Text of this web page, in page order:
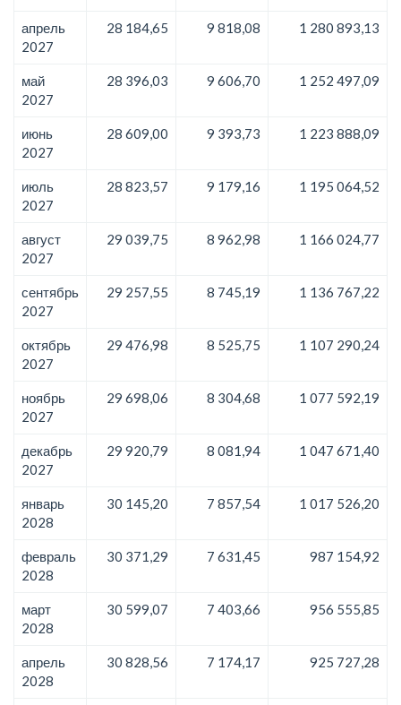
апрель
2027
28 184,65 9 818,08 1 280 893,13
май
2027
28 396,03 9 606,70 1 252 497,09
июнь
2027
28 609,00 9 393,73 1 223 888,09
июль
2027
28 823,57 9 179,16 1 195 064,52
август
2027
29 039,75 8 962,98 1 166 024,77
сентябрь
2027
29 257,55 8 745,19 1 136 767,22
октябрь
2027
29 476,98 8 525,75 1 107 290,24
ноябрь
2027
29 698,06 8 304,68 1 077 592,19
декабрь
2027
29 920,79 8 081,94 1 047 671,40
январь
2028
30 145,20 7 857,54 1 017 526,20
февраль
2028
30 371,29 7 631,45 987 154,92
март
2028
30 599,07 7 403,66 956 555,85
апрель
2028
30 828,56 7 174,17 925 727,28